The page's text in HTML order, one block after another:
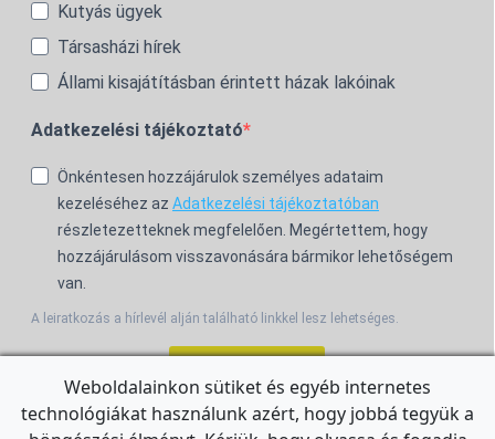
Kutyás ügyek
Társasházi hírek
Állami kisajátításban érintett házak lakóinak
Adatkezelési tájékoztató
Önkéntesen hozzájárulok személyes adataim
kezeléséhez az Adatkezelési tájékoztatóban
részletezetteknek megfelelően. Megértettem, hogy
hozzájárulásom visszavonására bármikor lehetőségem
van.
A leiratkozás a hírlevél alján található linkkel lesz lehetséges.
For the English Newsletter, clickHERE.
Weboldalainkon sütiket és egyéb internetes
technológiákat használunk azért, hogy jobbá tegyük a